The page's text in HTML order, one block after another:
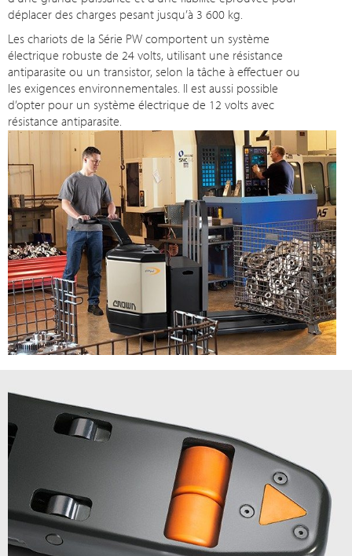
déplacer des charges pesant jusqu’à 3 600 kg.
Les chariots de la Série PW comportent un système
électrique robuste de 24 volts, utilisant une résistance
antiparasite ou un transistor, selon la tâche à effectuer ou
les exigences environnementales. Il est aussi possible
d’opter pour un système électrique de 12 volts avec
résistance antiparasite.